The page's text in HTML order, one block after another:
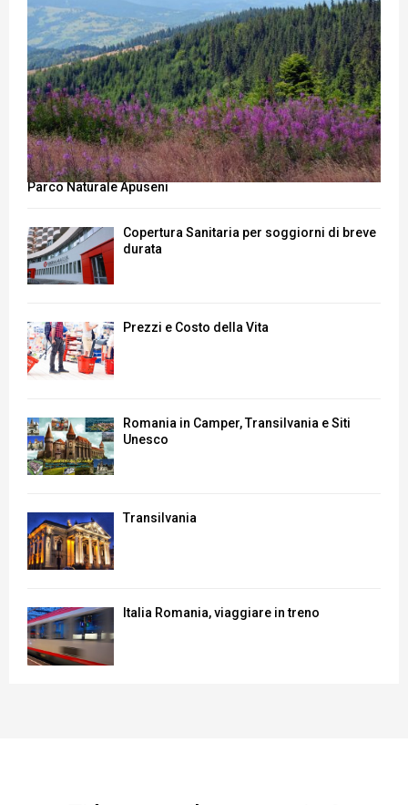
Parco Naturale Apuseni
Copertura Sanitaria per soggiorni di breve
durata
Prezzi e Costo della Vita
Romania in Camper, Transilvania e Siti
Unesco
Transilvania
Italia Romania, viaggiare in treno